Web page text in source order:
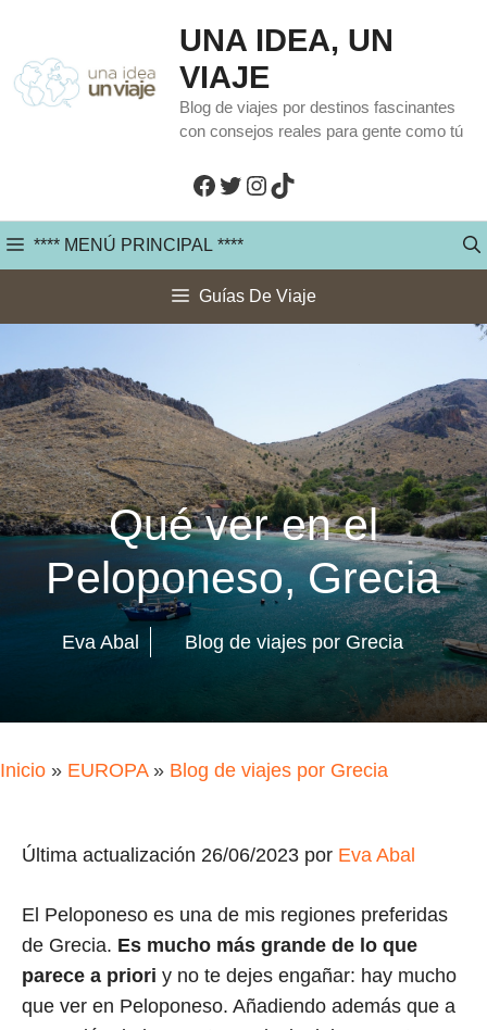
contenido
UNA IDEA, UN
VIAJE
Blog de viajes por destinos fascinantes
con consejos reales para gente como tú
Facebook
Twitter
Instagram
TikTok
**** MENÚ PRINCIPAL ****
Guías De Viaje
Qué ver en el
Peloponeso, Grecia
Eva Abal Blog de viajes por Grecia
Inicio » EUROPA» Blog de viajes por Grecia
Última actualización 26/06/2023 por Eva Abal
El Peloponeso es una de mis regiones preferidas
de Grecia. Es mucho más grande de lo que
parece a priori y no te dejes engañar: hay mucho
que ver en Peloponeso. Añadiendo además que a